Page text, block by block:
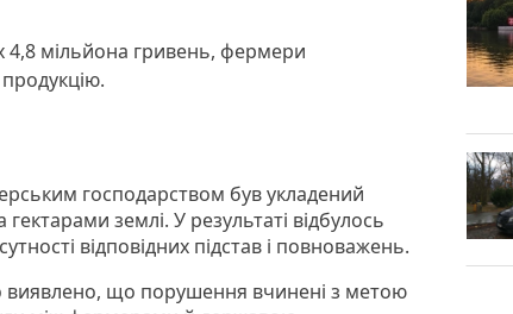
4,8 мільйона гривень, фермери
господарством був укладений
землі. У результаті відбулось
відповідних підстав і повноважень.
що порушення вчинені з метою